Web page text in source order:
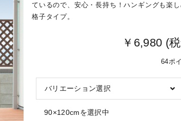
ているので、安心・長持ち！ハンギングも楽
格子タイプ。
￥6,980 (
64ポ
バリエーション選択
90×120cmを選択中